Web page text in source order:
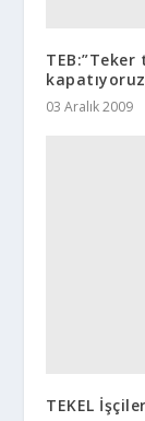
03 Aralık 2009
TEKEL